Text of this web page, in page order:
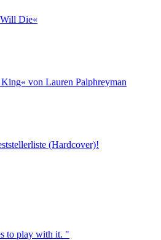
Die«
von Lauren Palphreyman
(Hardcover)!
to play with it. "